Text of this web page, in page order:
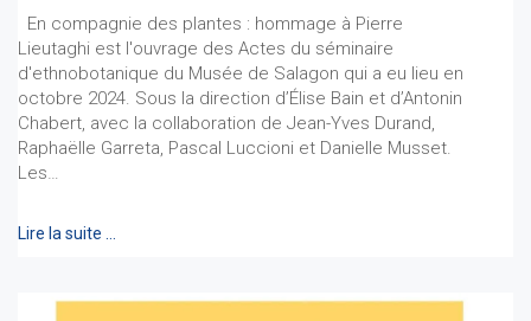
En compagnie des plantes : hommage à Pierre
Lieutaghi est l'ouvrage des Actes du séminaire
d'ethnobotanique du Musée de Salagon qui a eu lieu en
octobre 2024. Sous la direction d’Élise Bain et d’Antonin
Chabert, avec la collaboration de Jean-Yves Durand,
Raphaëlle Garreta, Pascal Luccioni et Danielle Musset.
Les…
Lire la suite …